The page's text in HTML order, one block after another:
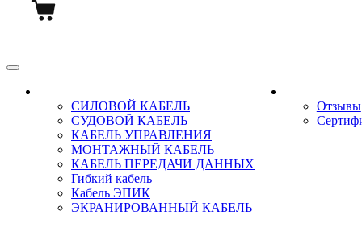
СИЛОВОЙ КАБЕЛЬ
СУДОВОЙ КАБЕЛЬ
КАБЕЛЬ УПРАВЛЕНИЯ
МОНТАЖНЫЙ КАБЕЛЬ
КАБЕЛЬ ПЕРЕДАЧИ ДАННЫХ
Гибкий кабель
Кабель ЭПИК
ЭКРАНИРОВАННЫЙ КАБЕЛЬ
Отзывы